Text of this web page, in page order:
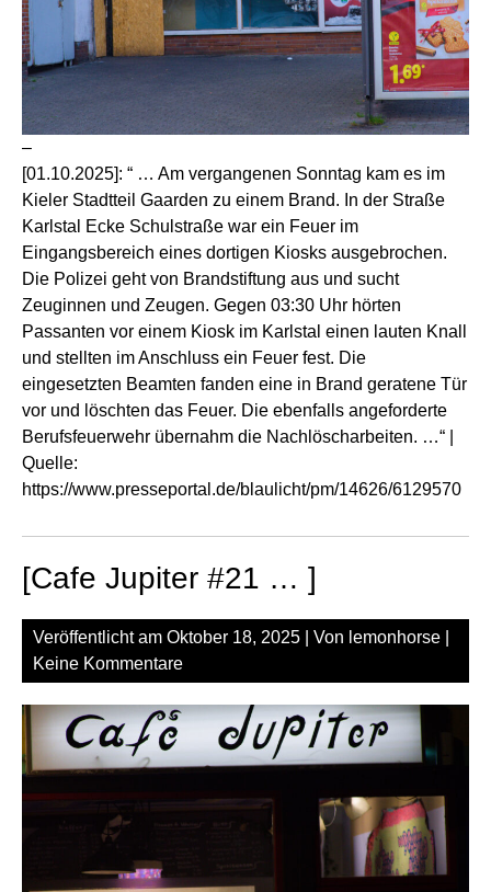
–
[01.10.2025]: “ … Am vergangenen Sonntag kam es im
Kieler Stadtteil Gaarden zu einem Brand. In der Straße
Karlstal Ecke Schulstraße war ein Feuer im
Eingangsbereich eines dortigen Kiosks ausgebrochen.
Die Polizei geht von Brandstiftung aus und sucht
Zeuginnen und Zeugen. Gegen 03:30 Uhr hörten
Passanten vor einem Kiosk im Karlstal einen lauten Knall
und stellten im Anschluss ein Feuer fest. Die
eingesetzten Beamten fanden eine in Brand geratene Tür
vor und löschten das Feuer. Die ebenfalls angeforderte
Berufsfeuerwehr übernahm die Nachlöscharbeiten. …“ |
Quelle:
https://www.presseportal.de/blaulicht/pm/14626/6129570
[Cafe Jupiter #21 … ]
Veröffentlicht am Oktober 18, 2025 | Von lemonhorse
Keine Kommentare